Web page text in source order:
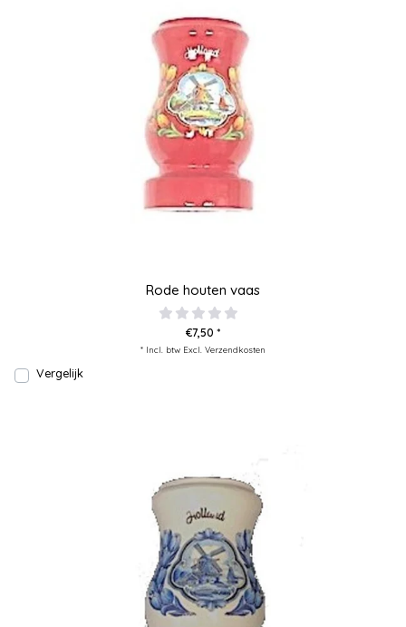
Rode houten vaas
€7,50 *
* Incl. btw Excl. Verzendkosten
Vergelijk